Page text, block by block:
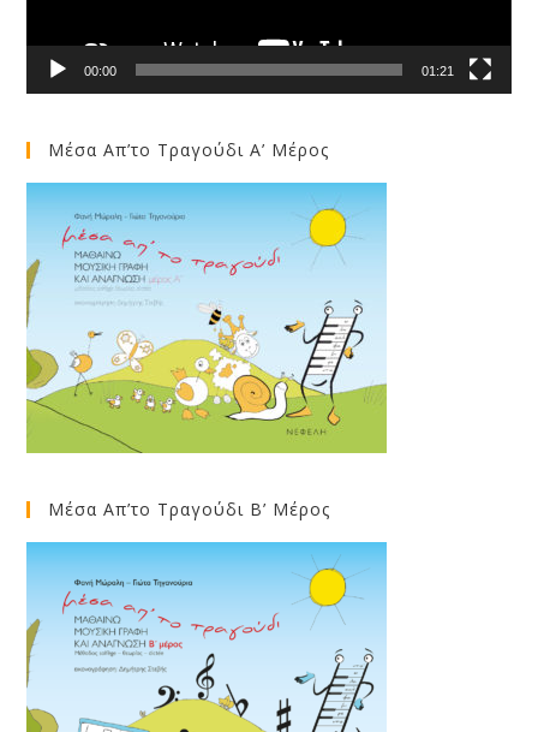
00:00 01:21
Μέσα Απ’το Τραγούδι Α’ Μέρος
Μέσα Απ’το Τραγούδι Β’ Μέρος